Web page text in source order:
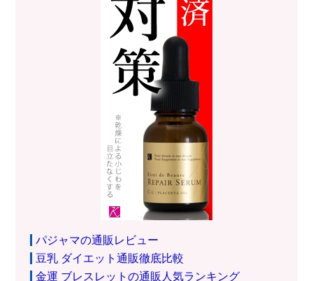
パジャマの通販レビュー
豆乳 ダイエット通販徹底比較
金運 ブレスレットの通販人気ランキング